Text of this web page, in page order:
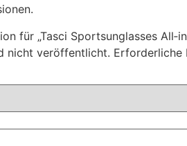
für „Tasci Sportsunglasses
nicht veröffentlicht. Erforderliche